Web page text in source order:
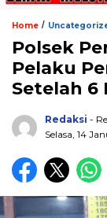
Home /
Polsek
Pelaku
Setelah 6
Redaksi -
Selasa, 14